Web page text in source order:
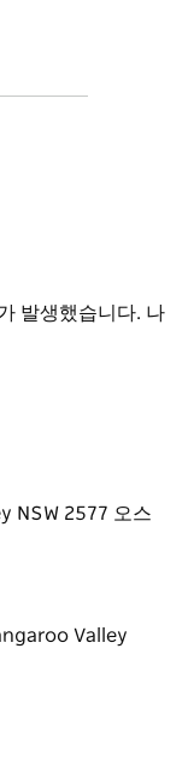
인 축제에는 호주
스트들이 참여합
치는 헤드라이너
연령과 취향에
곳곳에 자리 잡
하든 다시 참여하
에서 가장 아름
발생했습니다. 나
NSW 2577 오스